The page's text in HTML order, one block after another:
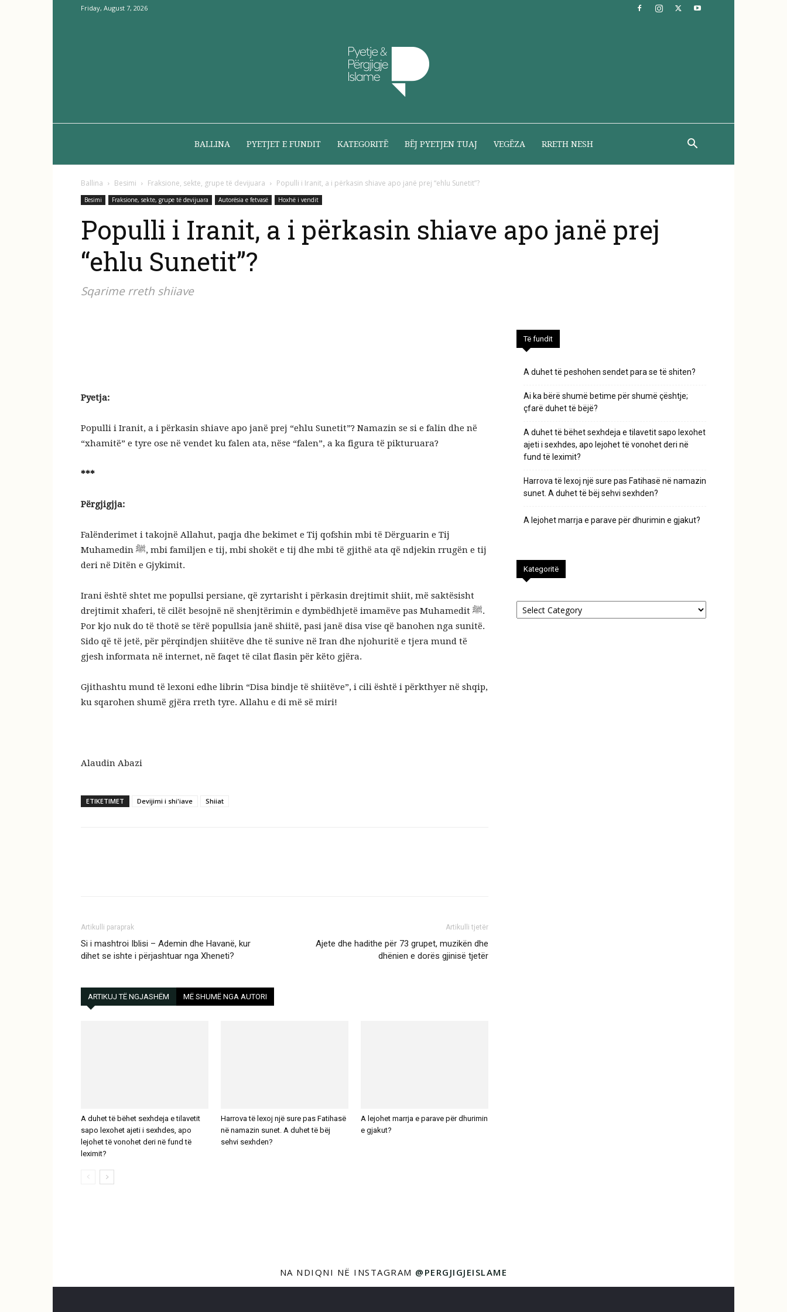
Friday, August 7, 2026
feja
BALLINA PYETJET E FUNDIT KATEGORITË BËJ PYETJEN TUAJ VEGËZA RRETH NESH
Ballina Besimi Fraksione, sekte, grupe të devijuara Populli i Iranit, a i përkasin shiave apo janë prej “ehlu Sunetit”?
Besimi Fraksione, sekte, grupe të devijuara Autorësia e fetvasë Hoxhë i vendit
Populli i Iranit, a i përkasin shiave apo janë prej
“ehlu Sunetit”?
Sqarime rreth shiiave
Pyetja:
Populli i Iranit, a i përkasin shiave apo janë prej “ehlu Sunetit”? Namazin se si e falin dhe në
“xhamitë” e tyre ose në vendet ku falen ata, nëse “falen”, a ka figura të pikturuara?
***
Përgjigjja:
Falënderimet i takojnë Allahut, paqja dhe bekimet e Tij qofshin mbi të Dërguarin e Tij
Muhamedin ﷺ, mbi familjen e tij, mbi shokët e tij dhe mbi të gjithë ata që ndjekin rrugën e tij
deri në Ditën e Gjykimit.
Irani është shtet me popullsi persiane, që zyrtarisht i përkasin drejtimit shiit, më saktësisht
drejtimit xhaferi, të cilët besojnë në shenjtërimin e dymbëdhjetë imamëve pas Muhamedit ﷺ.
Por kjo nuk do të thotë se tërë popullsia janë shiitë, pasi janë disa vise që banohen nga sunitë.
Sido që të jetë, për përqindjen shiitëve dhe të sunive në Iran dhe njohuritë e tjera mund të
gjesh informata në internet, në faqet të cilat flasin për këto gjëra.
Gjithashtu mund të lexoni edhe librin “Disa bindje të shiitëve”, i cili është i përkthyer në shqip,
ku sqarohen shumë gjëra rreth tyre. Allahu e di më së miri!
Alaudin Abazi
ETIKETIMET Devijimi i shi'iave Shiiat
Artikulli paraprak
Si i mashtroi Iblisi – Ademin dhe Havanë, kur
dihet se ishte i përjashtuar nga Xheneti?
Artikulli tjetër
Ajete dhe hadithe për 73 grupet, muzikën dhe
dhënien e dorës gjinisë tjetër
ARTIKUJ TË NGJASHËM MË SHUMË NGA AUTORI
A duhet të bëhet sexhdeja e tilavetit
sapo lexohet ajeti i sexhdes, apo
lejohet të vonohet deri në fund të
leximit?
Harrova të lexoj një sure pas Fatihasë
në namazin sunet. A duhet të bëj
sehvi sexhden?
A lejohet marrja e parave për dhurimin
e gjakut?
Të fundit
A duhet të peshohen sendet para se të shiten?
Ai ka bërë shumë betime për shumë çështje;
çfarë duhet të bëjë?
A duhet të bëhet sexhdeja e tilavetit sapo lexohet
ajeti i sexhdes, apo lejohet të vonohet deri në
fund të leximit?
Harrova të lexoj një sure pas Fatihasë në namazin
sunet. A duhet të bëj sehvi sexhden?
A lejohet marrja e parave për dhurimin e gjakut?
Kategoritë
Kategoritë
NA NDIQNI NË INSTAGRAM @PERGJIGJEISLAME